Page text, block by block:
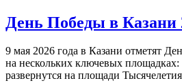
День Победы в Казани
9 мая 2026 года в Казани отметят
на нескольких ключевых
развернутся на площади